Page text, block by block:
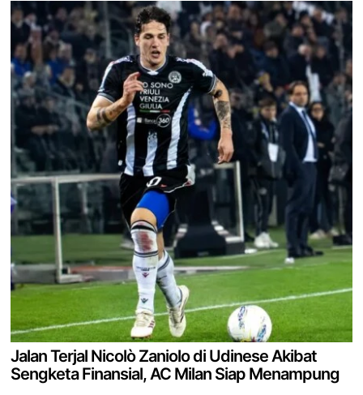
Jalan Terjal Nicolò Zaniolo di Udinese Akibat
Sengketa Finansial, AC Milan Siap Menampung